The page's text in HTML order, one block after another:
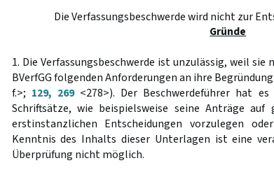
Die Verfassungsbeschwerde wird nicht zur
Gründe
1. Die Verfassungsbeschwerde ist unzulässig, weil sie
BVerfGG folgenden Anforderungen an ihre
f.>; 129, 269<278>). Der Beschwerdeführer hat
Schriftsätze, wie beispielsweise seine Anträge
erstinstanzlichen Entscheidungen vorzulegen
Kenntnis des Inhalts dieser Unterlagen ist eine
Überprüfung nicht möglich.